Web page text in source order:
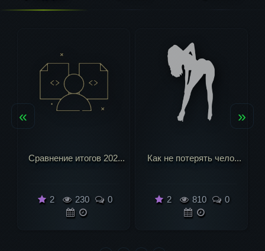
Сравнение итогов 202...
2 230 0
Как не потерять чело...
2 810 0
« »